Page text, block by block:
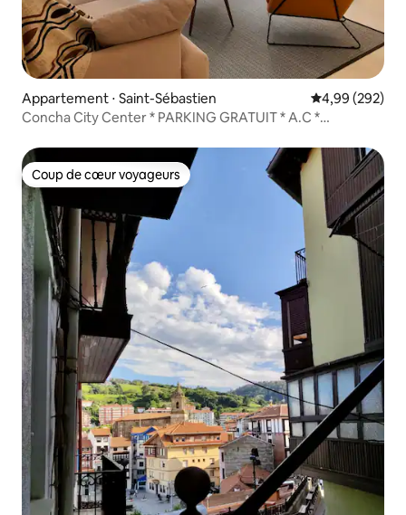
Appartement ⋅ Saint-Sébastien Évaluation
4,99 (292)
Concha City Center * PARKING GRATUIT * A.C *
Coup de cœur voyageurs
Coup de cœur voyageurs